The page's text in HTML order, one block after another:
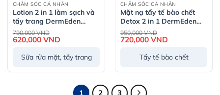
CHĂM SÓC CÁ NHÂN
Lotion 2 in 1 làm sạch và
tẩy trang DermEden
Complete Cleanser Milk
Lotion 150ml
790,000VND
gốc
là:
620,000 VNDGiá
là:
Sữa rửa mặt, tẩy trang
CHĂM SÓC CÁ NHÂN
Mặt nạ tẩy tế bào chết
Detox 2 in 1 DermEden
Exfoliating Mask 50ml
950,000VND
gốc
là:
720,000 VNDGiá
là:
Tẩy tế bào chết
1 2 3